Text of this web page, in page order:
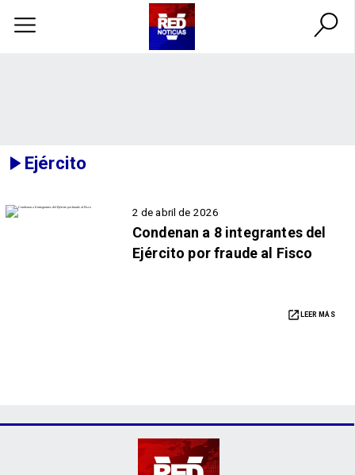
Ejército
2 de abril de 2026
Condenan a 8 integrantes del
Ejército por fraude al Fisco
LEER MÁS